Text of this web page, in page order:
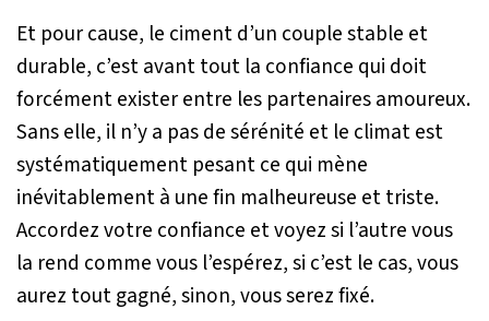
Et pour cause, le ciment d’un couple stable et
durable, c’est avant tout la confiance qui doit
forcément exister entre les partenaires amoureux.
Sans elle, il n’y a pas de sérénité et le climat est
systématiquement pesant ce qui mène
inévitablement à une fin malheureuse et triste.
Accordez votre confiance et voyez si l’autre vous
la rend comme vous l’espérez, si c’est le cas, vous
aurez tout gagné, sinon, vous serez fixé.